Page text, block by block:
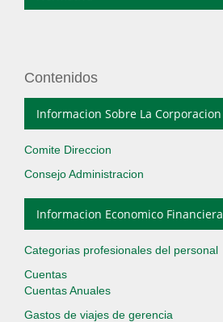
Contenidos
Informacion Sobre La Corporacion
Comite Direccion
Consejo Administracion
Informacion Economico Financiera
Categorias profesionales del personal
Cuentas
Cuentas Anuales
Gastos de viajes de gerencia